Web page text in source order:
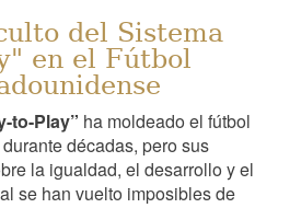
del Sistema
en el Fútbol
to-Play” ha moldeado el fútbol
décadas, pero sus
la igualdad, el desarrollo y el
se han vuelto imposibles de